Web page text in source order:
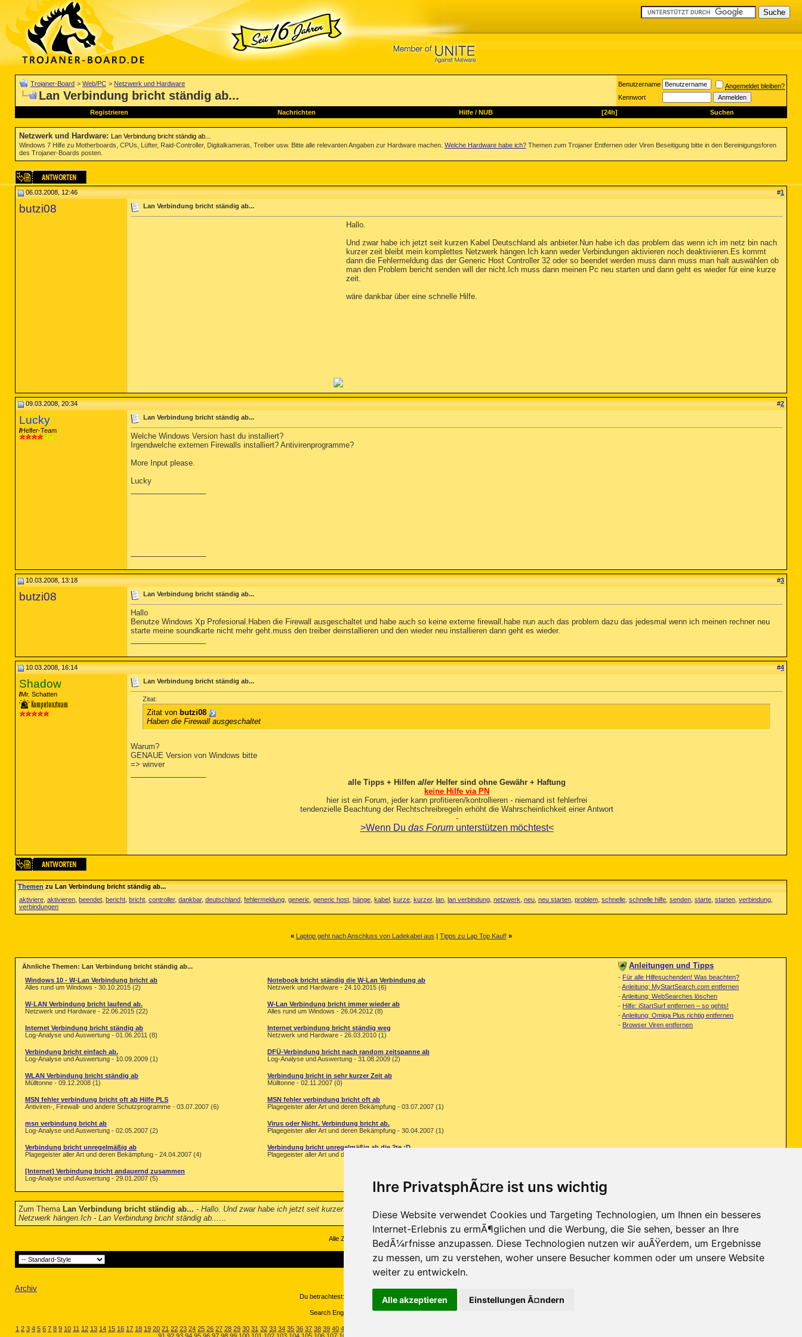
Ihre PrivatsphÃ¤re ist uns wichtig
Diese Website verwendet Cookies und Targeting Technologien, um Ihnen ein besseres
Internet-Erlebnis zu ermÃ¶glichen und die Werbung, die Sie sehen, besser an Ihre
BedÃ¼rfnisse anzupassen. Diese Technologien nutzen wir auÃŸerdem, um Ergebnisse
zu messen, um zu verstehen, woher unsere Besucher kommen oder um unsere Website
weiter zu entwickeln.
Alle akzeptieren Einstellungen Ã¤ndern
Trojaner-Board > Web/PC > Netzwerk und Hardware
Lan Verbindung bricht ständig ab...
Benutzername
Angemeldet bleiben?
Kennwort
Registrieren Nachrichten Hilfe/ NUB [24h] Suchen
Netzwerk und Hardware: Lan Verbindung bricht ständig ab...
Windows 7 Hilfe zu Motherboards, CPUs, Lüfter, Raid-Controller, Digitalkameras, Treiber usw. Bitte alle relevanten Angaben zur Hardware machen. Welche Hardware habe ich? Themen zum Trojaner Entfernen oder Viren Beseitigung bitte in den Bereinigungsforen
des Trojaner-Boards posten.
06.03.2008, 12:46 #1
butzi08 Lan Verbindung bricht ständig ab...
Hallo.
Und zwar habe ich jetzt seit kurzen Kabel Deutschland als anbieter.Nun habe ich das problem das wenn ich im netz bin nach
kurzer zeit bleibt mein komplettes Netzwerk hängen.Ich kann weder Verbindungen aktivieren noch deaktivieren.Es kommt
dann die Fehlermeldung das der Generic Host Controller 32 oder so beendet werden muss dann muss man halt auswählen ob
man den Problem bericht senden will der nicht.Ich muss dann meinen Pc neu starten und dann geht es wieder für eine kurze
zeit.
wäre dankbar über eine schnelle Hilfe.
09.03.2008, 20:34 #2
Lucky
Helfer-Team
Lan Verbindung bricht ständig ab...
Welche Windows Version hast du installiert?
Irgendwelche externen Firewalls installiert? Antivirenprogramme?
More Input please.
Lucky
10.03.2008, 13:18 #3
butzi08 Lan Verbindung bricht ständig ab...
Hallo
Benutze Windows Xp Profesional.Haben die Firewall ausgeschaltet und habe auch so keine externe firewall.habe nun auch das problem dazu das jedesmal wenn ich meinen rechner neu
starte meine soundkarte nicht mehr geht.muss den treiber deinstallieren und den wieder neu installieren dann geht es wieder.
10.03.2008, 16:14 #4
Shadow
Mr. Schatten
Lan Verbindung bricht ständig ab...
Zitat:
Zitat von butzi08
Haben die Firewall ausgeschaltet
Warum?
GENAUE Version von Windows bitte
=> winver
alle Tipps + Hilfen aller Helfer sind ohne Gewähr + Haftung
keine Hilfe via PN
hier ist ein Forum, jeder kann profitieren/kontrollieren - niemand ist fehlerfrei
tendenzielle Beachtung der Rechtschreibregeln erhöht die Wahrscheinlichkeit einer Antwort
-
>Wenn Du das Forumunterstützen möchtest<
Themenzu Lan Verbindung bricht ständig ab...
aktiviere aktivieren beendet bericht bricht controller, dankbar, deutschland fehlermeldung generic generic host hänge kabel kurze kurzer, lan lan verbindung netzwerk neu neu starten problem schnelle schnelle hilfe senden starte starten verbindung
verbindungen
« Laptop geht nach Anschluss von Ladekabel aus | Tipps zu Lap Top Kauf! »
Ähnliche Themen: Lan Verbindung bricht ständig ab...
Windows 10 - W-Lan Verbindung bricht ab
Alles rund um Windows - 30.10.2015 (2)
Notebook bricht ständig die W-Lan Verbindung ab
Netzwerk und Hardware - 24.10.2015 (6)
W-LAN Verbindung bricht laufend ab.
Netzwerk und Hardware - 22.06.2015 (22)
W-Lan Verbindung bricht immer wieder ab
Alles rund um Windows - 26.04.2012 (8)
Internet Verbindung bricht ständig ab
Log-Analyse und Auswertung - 01.06.2011 (8)
Internet verbindung bricht ständig weg
Netzwerk und Hardware - 26.03.2010 (1)
Verbindung bricht einfach ab.
Log-Analyse und Auswertung - 10.09.2009 (1)
DFÜ-Verbindung bricht nach random zeitspanne ab
Log-Analyse und Auswertung - 31.08.2009 (2)
WLAN Verbindung bricht ständig ab
Mülltonne - 09.12.2008 (1)
Verbindung bricht in sehr kurzer Zeit ab
Mülltonne - 02.11.2007 (0)
MSN fehler verbindung bricht oft ab Hilfe PLS
Antiviren-, Firewall- und andere Schutzprogramme - 03.07.2007 (6)
MSN fehler verbindung bricht oft ab
Plagegeister aller Art und deren Bekämpfung - 03.07.2007 (1)
msn verbindung bricht ab
Log-Analyse und Auswertung - 02.05.2007 (2)
Virus oder Nicht. Verbindung bricht ab.
Plagegeister aller Art und deren Bekämpfung - 30.04.2007 (1)
Verbindung bricht unregelmäßig ab
Plagegeister aller Art und deren Bekämpfung - 24.04.2007 (4)
Verbindung bricht unregelmäßig ab die 2te :D
Plagegeister aller Art und deren Bekämpfung - 21.04.2007 (2)
[Internet] Verbindung bricht andauernd zusammen
Log-Analyse und Auswertung - 29.01.2007 (5)
Anleitungen und Tipps
- Für alle Hilfesuchenden! Was beachten?
-Anleitung: MyStartSearch.com entfernen
-Anleitung: WebSearches löschen
- Hilfe: iStartSurf entfernen – so gehts!
-Anleitung: Omiga Plus richtig entfernen
- Browser Viren entfernen
Zum Thema Lan Verbindung bricht ständig ab... - Hallo. Und zwar habe ich jetzt seit kurzen Kabel Deutschland als anbieter.Nun habe ich das problem das wenn ich im netz bin nach kurzer zeit bleibt mein komplettes
Netzwerk hängen.Ich - Lan Verbindung bricht ständig ab... ...
Alle Zeitangaben in WEZ +1. Es ist jetzt
Kontakt-Trojaner-Board-Archiv-Datenschutzerklärung-Nach oben
Archiv
Du betrachtest: Lan Verbindung bricht ständig ab... auf Trojaner-Board
Search Engine Optimization by vBSEO ©2011, Crawlability, Inc.
1 2 3 4 5 6 7 8 9 10 11 12 13 14 15 16 17 18 19 20 21 22 23 24 25 26 27 28 29 30 31 32 33 34 35 36 37 38 39 40 41